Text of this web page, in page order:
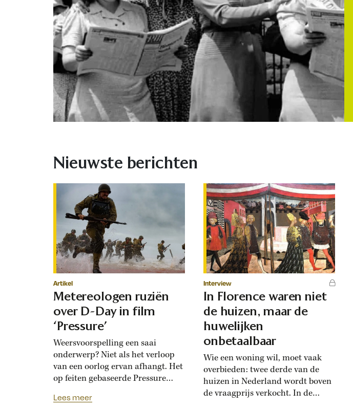
Nieuwste berichten
Artikel
Metereologen ruziën
over D-Day in film
‘Pressure’
Weersvoorspelling een saai
onderwerp? Niet als het verloop
van een oorlog ervan afhangt. Het
op feiten gebaseerde Pressure
tussen geallieerde meteorologen
Lees meer
Interview
In Florence waren niet
de huizen, maar de
huwelijken
onbetaalbaar
Wie een woning wil, moet vaak
overbieden: twee derde van de
huizen in Nederland wordt boven
de vraagprijs verkocht. In de